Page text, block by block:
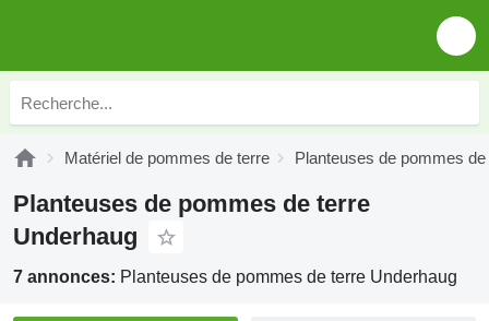
Matériel de pommes de terre Planteuses de pommes
Planteuses de pommes de terre
Underhaug
7 annonces: Planteuses de pommes de terre Underhaug